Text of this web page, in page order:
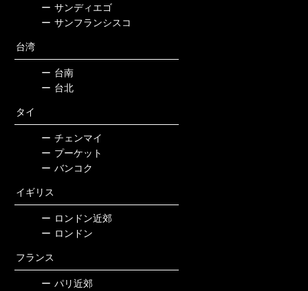
ー サンディエゴ
ー サンフランシスコ
台湾
ー 台南
ー 台北
タイ
ー チェンマイ
ー プーケット
ー バンコク
イギリス
ー ロンドン近郊
ー ロンドン
フランス
ー パリ近郊